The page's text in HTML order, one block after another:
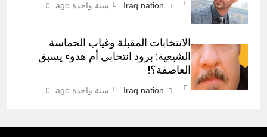
Iraq nation سنة واحدة ago 0
الانتخابات المقبلة وغياب الحماسة
الشيعية: برود انتخابي أم هدوء يسبق
العاصفة؟!
Iraq nation سنة واحدة ago 0